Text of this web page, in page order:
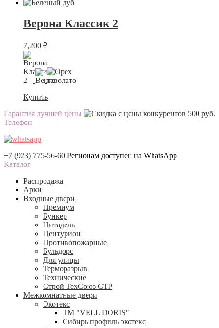
Верона Классик 2
7,200 ₽
Купить
Гарантия лучшей цены
Телефон
+7 (923) 775-56-60 Регионам доступен на WhatsApp
Каталог
Распродажа
Арки
Входные двери
Премиум
Бункер
Цитадель
Центурион
Противопожарные
Бульдорс
Для улицы
Терморазрыв
Технические
Строй ТехСоюз СТР
Межкомнатные двери
Экотекс
ТМ "VELL DORIS"
Сибирь профиль экотекс